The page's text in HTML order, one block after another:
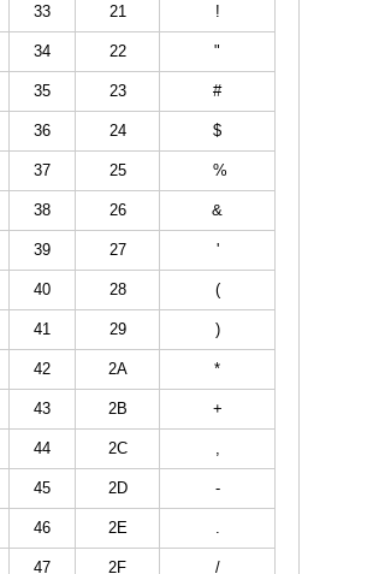
33 21 !
34 22 "
35 23 #
36 24 $
37 25 %
38 26 &
39 27 '
40 28 (
41 29 )
42 2A *
43 2B +
44 2C ,
45 2D -
46 2E .
47 2F /